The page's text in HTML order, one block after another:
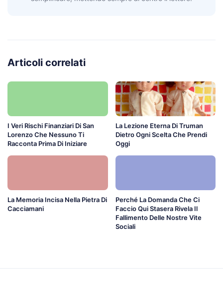
Articoli correlati
I Veri Rischi Finanziari Di San
Lorenzo Che Nessuno Ti
Racconta Prima Di Iniziare
La Lezione Eterna Di Truman
Dietro Ogni Scelta Che Prendi
Oggi
La Memoria Incisa Nella Pietra Di
Cacciamani
Perché La Domanda Che Ci
Faccio Qui Stasera Rivela Il
Fallimento Delle Nostre Vite
Sociali